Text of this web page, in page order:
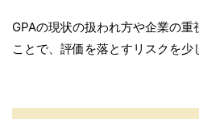
GPAの現状の扱われ方や企業の重
ことで、評価を落とすリスクを少